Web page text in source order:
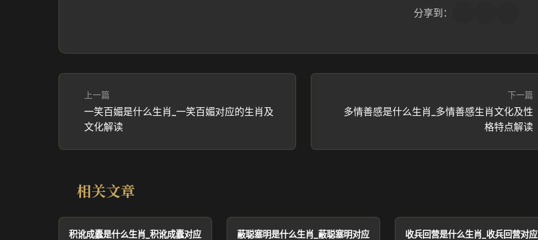
分享到：
上一篇
一笑百媚是什么生肖_一笑百媚对应的生肖及
文化解读
下一篇
多情善感是什么生肖_多情善感生肖文化及性
格特点解读
相关文章
积讹成蠹是什么生肖_积讹成蠹对应
蔽聪塞明是什么生肖_蔽聪塞明对应
收兵回营是什么生肖_收兵回营对应